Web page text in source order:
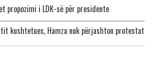
propozimi i LDK-së për presidente
kushtetues, Hamza nuk përjashton protestat